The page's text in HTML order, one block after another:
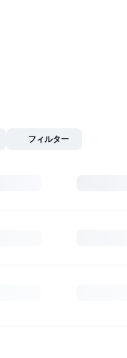
フィルター